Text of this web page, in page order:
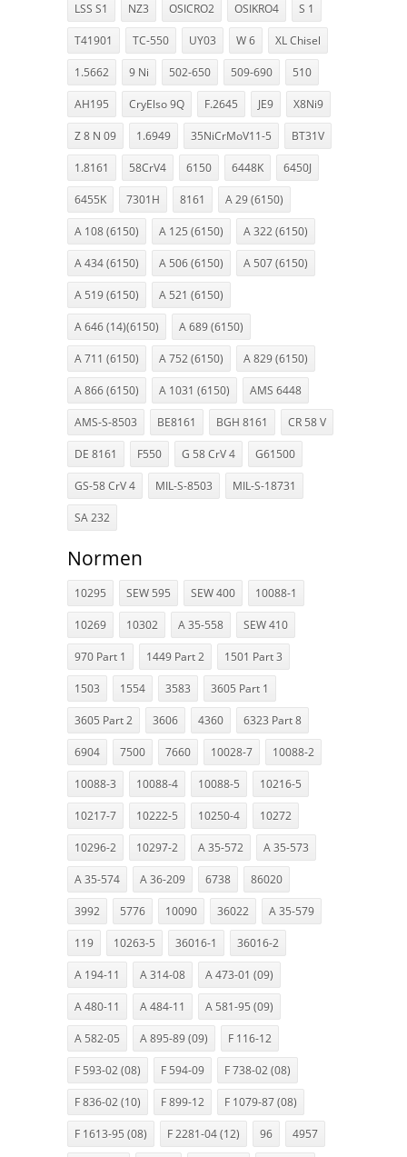
LSS S1 NZ3 OSICRO2 OSIKRO4 S 1
T41901 TC-550 UY03 W 6 XL Chisel
1.5662 9 Ni 502-650 509-690 510
AH195 CryElso 9Q F.2645 JE9 X8Ni9
Z 8 N 09 1.6949 35NiCrMoV11-5 BT31V
1.8161 58CrV4 6150 6448K 6450J
6455K 7301H 8161 A 29 (6150)
A 108 (6150) A 125 (6150) A 322 (6150)
A 434 (6150) A 506 (6150) A 507 (6150)
A 519 (6150) A 521 (6150)
A 646 (14)(6150) A 689 (6150)
A 711 (6150) A 752 (6150) A 829 (6150)
A 866 (6150) A 1031 (6150) AMS 6448
AMS-S-8503 BE8161 BGH 8161 CR 58 V
DE 8161 F550 G 58 CrV 4 G61500
GS-58 CrV 4 MIL-S-8503 MIL-S-18731
SA 232
Normen
10295 SEW 595 SEW 400 10088-1
10269 10302 A 35-558 SEW 410
970 Part 1 1449 Part 2 1501 Part 3
1503 1554 3583 3605 Part 1
3605 Part 2 3606 4360 6323 Part 8
6904 7500 7660 10028-7 10088-2
10088-3 10088-4 10088-5 10216-5
10217-7 10222-5 10250-4 10272
10296-2 10297-2 A 35-572 A 35-573
A 35-574 A 36-209 6738 86020
3992 5776 10090 36022 A 35-579
119 10263-5 36016-1 36016-2
A 194-11 A 314-08 A 473-01 (09)
A 480-11 A 484-11 A 581-95 (09)
A 582-05 A 895-89 (09) F 116-12
F 593-02 (08) F 594-09 F 738-02 (08)
F 836-02 (10) F 899-12 F 1079-87 (08)
F 1613-95 (08) F 2281-04 (12) 96 4957